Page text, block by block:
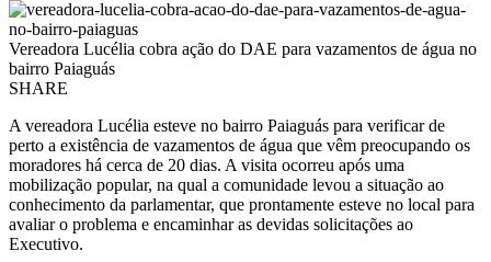
Vereadora Lucélia cobra ação do DAE para vazamentos de água no
bairro Paiaguás
SHARE
A vereadora Lucélia esteve no bairro Paiaguás para verificar de
perto a existência de vazamentos de água que vêm preocupando os
moradores há cerca de 20 dias. A visita ocorreu após uma
mobilização popular, na qual a comunidade levou a situação ao
conhecimento da parlamentar, que prontamente esteve no local para
avaliar o problema e encaminhar as devidas solicitações ao
Executivo.